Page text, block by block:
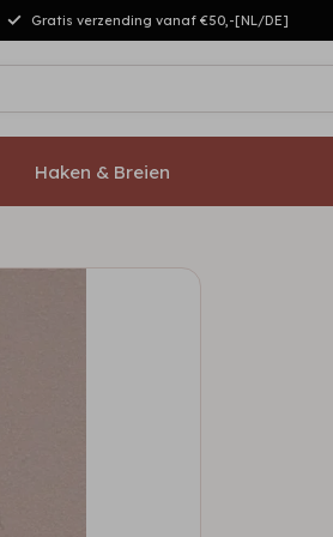
Gratis verzending vanaf €50,-[NL/DE]
Haken & Breien